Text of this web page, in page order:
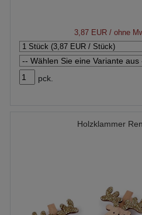
3,87 EUR / ohne
pck.
Holzklammer